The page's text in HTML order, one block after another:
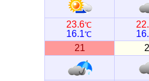
23.6℃
16.1℃
21